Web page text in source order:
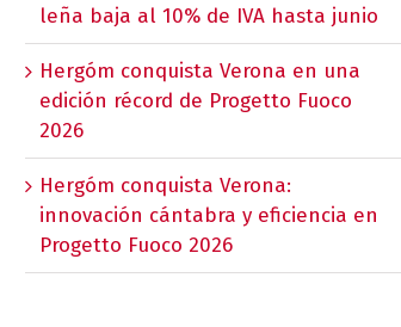
leña baja al 10% de IVA hasta junio
Hergóm conquista Verona en una
edición récord de Progetto Fuoco
2026
Hergóm conquista Verona:
innovación cántabra y eficiencia en
Progetto Fuoco 2026